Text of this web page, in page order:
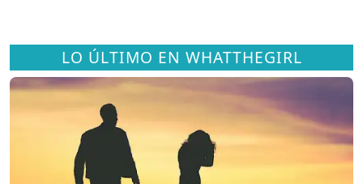
LO ÚLTIMO EN WHATTHEGIRL